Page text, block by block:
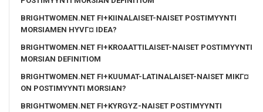
BRIGHTWOMEN.NET FI+KIINALAISET-NAISET POSTIMYYNTI
MORSIAMEN HYVГ¤ IDEA?
BRIGHTWOMEN.NET FI+KROAATTILAISET-NAISET POSTIMYYNTI
MORSIAN DEFINITIOM
BRIGHTWOMEN.NET FI+KUUMAT-LATINALAISET-NAISET MIKГ¤
ON POSTIMYYNTI MORSIAN?
BRIGHTWOMEN.NET FI+KYRGYZ-NAISET POSTIMYYNTI